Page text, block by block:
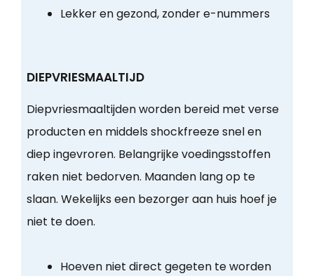
Lekker en gezond, zonder e-nummers
DIEPVRIESMAALTIJD
Diepvriesmaaltijden worden bereid met verse
producten en middels shockfreeze snel en
diep ingevroren. Belangrijke voedingsstoffen
raken niet bedorven. Maanden lang op te
slaan. Wekelijks een bezorger aan huis hoef je
niet te doen.
Hoeven niet direct gegeten te worden